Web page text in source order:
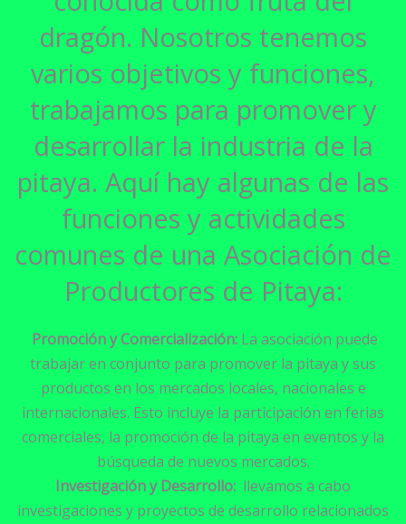
dragón. Nosotros tenemos
varios objetivos y funciones,
trabajamos para promover y
desarrollar la industria de la
pitaya. Aquí hay algunas de las
funciones y actividades
comunes de una Asociación de
Productores de Pitaya:
Promoción y Comercialización: La asociación puede
trabajar en conjunto para promover la pitaya y sus
productos en los mercados locales, nacionales e
internacionales. Esto incluye la participación en ferias
comerciales, la promoción de la pitaya en eventos y la
búsqueda de nuevos mercados.
Investigación y Desarrollo: llevamos a cabo
investigaciones y proyectos de desarrollo relacionados